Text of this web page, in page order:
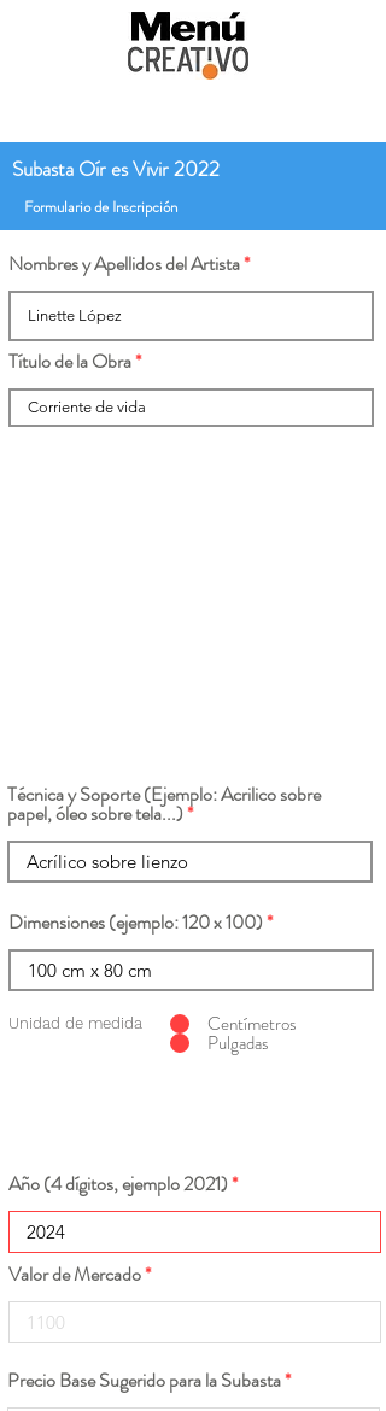
Subasta Oír es Vivir 2022
Formulario de Inscripción
Nombres y Apellidos del Artista
Título de la Obra
Técnica y Soporte (Ejemplo: Acrilico sobre
papel, óleo sobre tela...)
Dimensiones (ejemplo: 120 x 100)
Unidad de medida Centímetros
Pulgadas
Año (4 dígitos, ejemplo 2021)
Valor de Mercado
Precio Base Sugerido para la Subasta